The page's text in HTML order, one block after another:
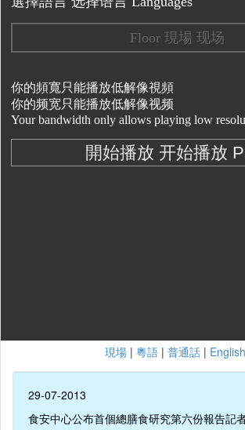
現場 | 粵語 | 普通話 | English
29-07-2013
食安中心公布首個總膳食研究第六份報告記